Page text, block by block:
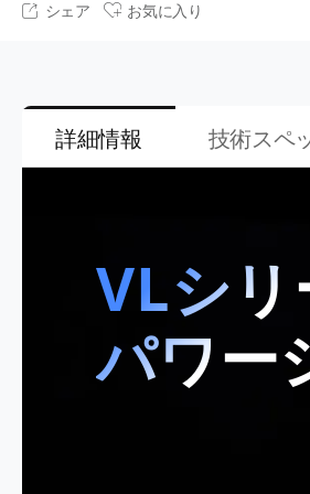
シェア お気に入り
詳細情報 技術スペ
VLシ
パワー